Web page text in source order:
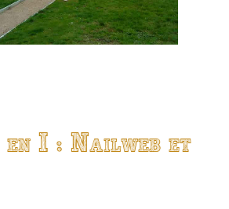
en I : Nailweb et